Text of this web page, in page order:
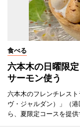
食べる
六本木の日曜限
サーモン使う
六本木のフレンチレス
ヴ・ジャルダン）」（
ら、夏限定コースを提供